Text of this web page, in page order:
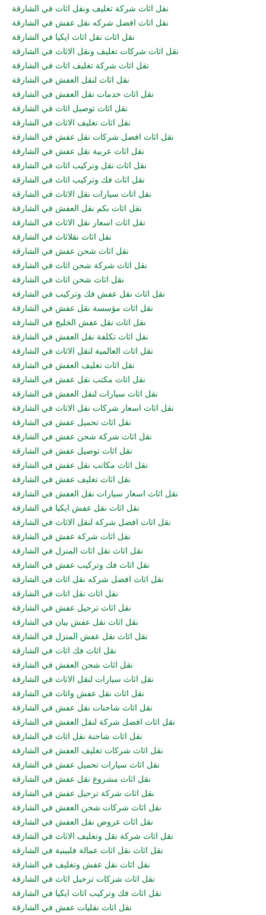
نقل اثاث شركة تغليف ونقل اثاث في الشارقة
نقل اثاث افضل شركه نقل عفش في الشارقة
نقل اثاث نقل اثاث ايكيا في الشارقة
نقل اثاث شركات تغليف ونقل الاثاث في الشارقة
نقل اثاث شركة تغليف اثاث في الشارقة
نقل اثاث لنقل العفش في الشارقة
نقل اثاث خدمات نقل العفش في الشارقة
نقل اثاث توصيل اثاث في الشارقة
نقل اثاث تغليف الاثاث في الشارقة
نقل اثاث افضل شركات نقل عفش في الشارقة
نقل اثاث عربية نقل عفش في الشارقة
نقل اثاث نقل وتركيب اثاث في الشارقة
نقل اثاث فك وتركيب اثاث في الشارقة
نقل اثاث سيارات نقل الاثاث في الشارقة
نقل اثاث بكم نقل العفش في الشارقة
نقل اثاث اسعار نقل الاثاث في الشارقة
نقل اثاث نقلاثاث في الشارقة
نقل اثاث شحن عفش في الشارقة
نقل اثاث شركة شحن اثاث في الشارقة
نقل اثاث شحن اثاث في الشارقة
نقل اثاث نقل عفش فك وتركيب في الشارقة
نقل اثاث مؤسسة نقل عفش في الشارقة
نقل اثاث نقل عفش الخليج في الشارقة
نقل اثاث تكلفة نقل العفش في الشارقة
نقل اثاث العالمية لنقل الاثاث في الشارقة
نقل اثاث تغليف العفش في الشارقة
نقل اثاث مكتب نقل عفش في الشارقة
نقل اثاث سيارات لنقل العفش في الشارقة
نقل اثاث اسعار شركات نقل الاثاث في الشارقة
نقل اثاث تحميل عفش في الشارقة
نقل اثاث شركة شحن عفش في الشارقة
نقل اثاث توصيل عفش في الشارقة
نقل اثاث مكاتب نقل عفش في الشارقة
نقل اثاث تغليف عفش في الشارقة
نقل اثاث اسعار سيارات نقل العفش في الشارقة
نقل اثاث نقل عفش ايكيا في الشارقة
نقل اثاث افضل شركة لنقل الاثاث في الشارقة
نقل اثاث شركة عفش في الشارقة
نقل اثاث نقل اثاث المنزل في الشارقة
نقل اثاث فك وتركيب عفش في الشارقة
نقل اثاث افضل شركه نقل اثاث في الشارقة
نقل اثاث نقل اتات في الشارقة
نقل اثاث ترحيل عفش في الشارقة
نقل اثاث نقل عفش بيان في الشارقة
نقل اثاث نقل عفش المنزل في الشارقة
نقل اثاث فك اثاث في الشارقة
نقل اثاث شحن العفش في الشارقة
نقل اثاث سيارات لنقل الاثاث في الشارقة
نقل اثاث نقل عفش واثاث في الشارقة
نقل اثاث شاحنات نقل عفش في الشارقة
نقل اثاث افضل شركة لنقل العفش في الشارقة
نقل اثاث شاحنة نقل اثاث في الشارقة
نقل اثاث شركات تغليف العفش في الشارقة
نقل اثاث سيارات تحميل عفش في الشارقة
نقل اثاث مشروع نقل عفش في الشارقة
نقل اثاث شركة ترحيل عفش في الشارقة
نقل اثاث شركات شحن العفش في الشارقة
نقل اثاث عروض نقل العفش في الشارقة
نقل اثاث شركة نقل وتغليف الاثاث في الشارقة
نقل اثاث نقل اثاث عمالة فلبينية في الشارقة
نقل اثاث نقل عفش وتغليف في الشارقة
نقل اثاث شركات ترحيل اثاث في الشارقة
نقل اثاث فك وتركيب اثاث ايكيا في الشارقة
نقل اثاث نقليات عفش في الشارقة